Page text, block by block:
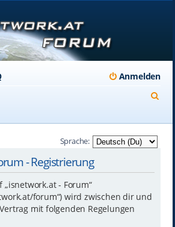
Anmelden
Sprache:
- Registrierung
- Forum“
forum“) wird zwischen dir und
mit folgenden Regelungen